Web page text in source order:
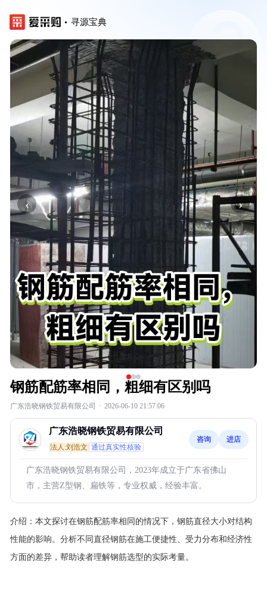
寻源宝典
‹ ›
钢筋配筋率相同，粗细有区别吗
广东浩晓钢铁贸易有限公司 · 2026-06-10 21:57:06
广东浩晓钢铁贸易有限公司
法人:刘浩文 通过真实性核验
咨询 进店
广东浩晓钢铁贸易有限公司，2023年成立于广东省佛山
市，主营Z型钢、扁铁等，专业权威，经验丰富。
介绍： 本文探讨在钢筋配筋率相同的情况下，钢筋直径大小对结构
性能的影响。分析不同直径钢筋在施工便捷性、受力分布和经济性
方面的差异，帮助读者理解钢筋选型的实际考量。